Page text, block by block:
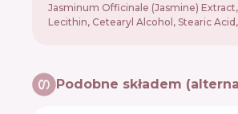
Jasminum Officinale (Jasmine)
Lecithin, Cetearyl Alcohol, Stearic
Podobne składem